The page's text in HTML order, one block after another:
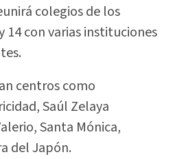
colegios de los
14 con varias instituciones
centros como
Saúl Zelaya
Santa Mónica,
del Japón.